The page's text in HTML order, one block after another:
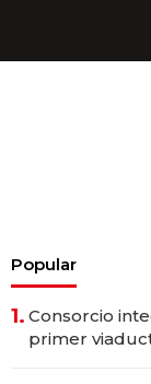
Popular
1. Consorcio
primer